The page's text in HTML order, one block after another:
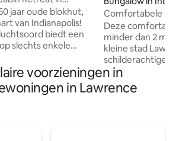
oude blokhut,
van Indianapolis!
biedt een
slechts enkele
20 minuten van
geschiedenis van
Comfortabele
Deze
minder dan 2 mijl
kleine stad
schilderachtige
in Indianapolis Het is 1 mijl ten zuiden van
Historic Ft.
minuten naar
voorzieningen in
in Lawrence